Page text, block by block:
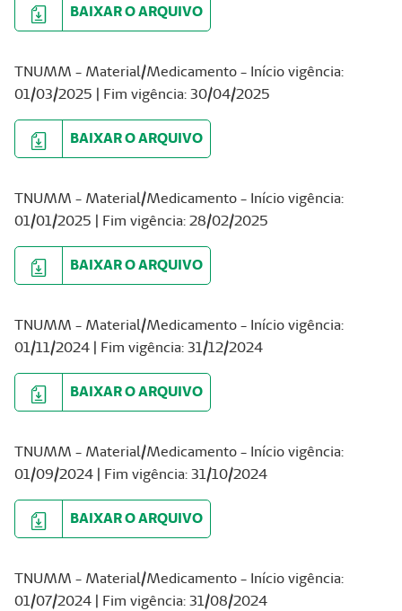
BAIXAR O ARQUIVO
TNUMM - Material/Medicamento - Início vigência:
01/03/2025 | Fim vigência: 30/04/2025
BAIXAR O ARQUIVO
TNUMM - Material/Medicamento - Início vigência:
01/01/2025 | Fim vigência: 28/02/2025
BAIXAR O ARQUIVO
TNUMM - Material/Medicamento - Início vigência:
01/11/2024 | Fim vigência: 31/12/2024
BAIXAR O ARQUIVO
TNUMM - Material/Medicamento - Início vigência:
01/09/2024 | Fim vigência: 31/10/2024
BAIXAR O ARQUIVO
TNUMM - Material/Medicamento - Início vigência:
01/07/2024 | Fim vigência: 31/08/2024